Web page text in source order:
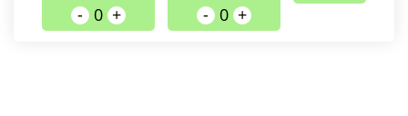
- 0 + - 0 +